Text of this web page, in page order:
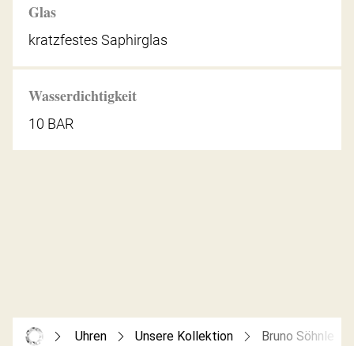
Glas
kratzfestes Saphirglas
Wasserdichtigkeit
10 BAR
Uhren Unsere Kollektion Bruno Söhnle